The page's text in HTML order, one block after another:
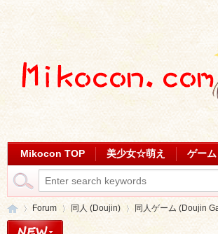
Mikocon TOP 美少女☆萌え ゲーム
Forum 同人 (Doujin) 同人ゲーム (Doujin